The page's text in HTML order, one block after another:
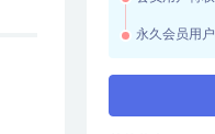
永久会员用户